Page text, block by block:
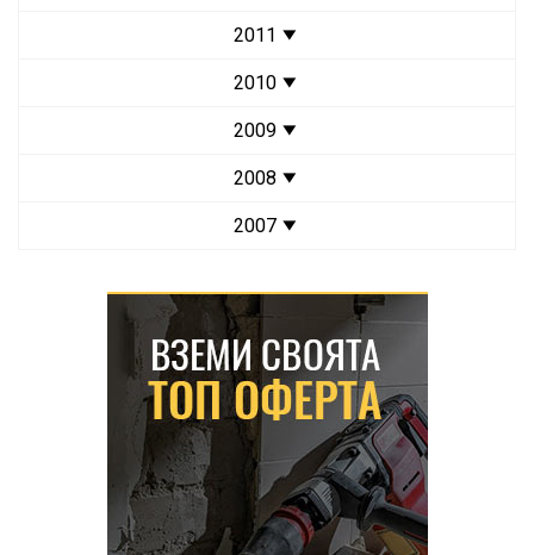
2011
2010
2009
2008
2007